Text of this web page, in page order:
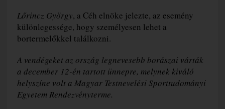
Lőrincz György, a Céh elnöke jelezte, az esemény
különlegessége, hogy személyesen lehet a
bortermelőkkel találkozni.
A vendégeket az ország legnevesebb borászai várták
a december 12-én tartott ünnepre, melynek kiváló
helyszíne volt a Magyar Testnevelési Sporttudományi
Egyetem Rendezvényterme.